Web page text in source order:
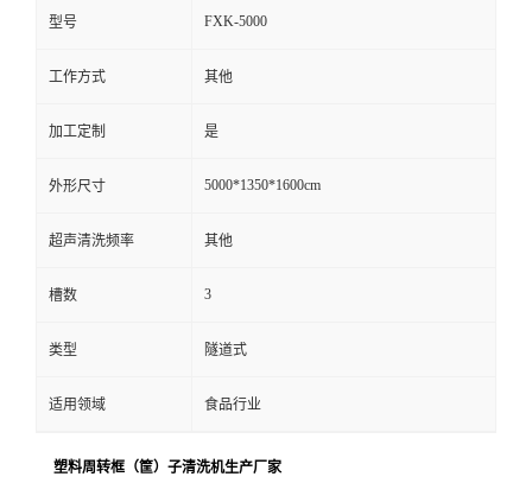
型号 FXK-5000
工作方式 其他
加工定制 是
外形尺寸 5000*1350*1600cm
超声清洗频率 其他
槽数 3
类型 隧道式
适用领域 食品行业
塑料周转框（筐）子清洗机生产厂家